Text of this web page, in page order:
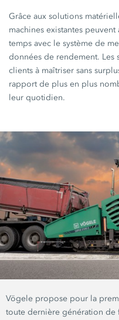
Grâce aux solutions
machines existantes
temps avec le système de
données de rendement. Les
clients à maîtriser sans
rapport de plus en plus
leur quotidien.
Vögele propose pour la
toute dernière génération de